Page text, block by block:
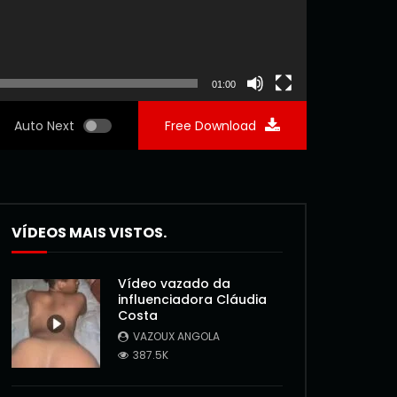
01:00
Auto Next Free Download
VÍDEOS MAIS VISTOS.
Vídeo vazado da
influenciadora Cláudia
Costa
VAZOUX ANGOLA
387.5K